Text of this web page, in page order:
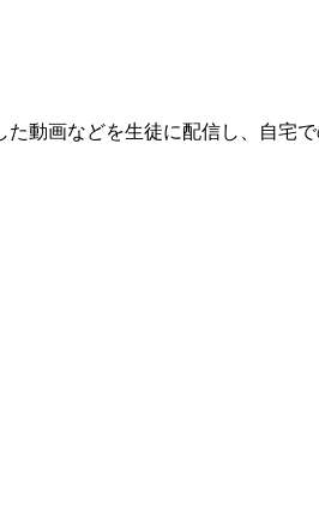
動画などを生徒に配信し、自宅で